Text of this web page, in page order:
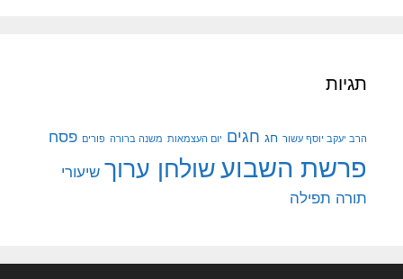
תגיות
הרב יעקב יוסף עשור חג חגים יום העצמאות משנה ברורה פורים פסח
פרשת השבועשולחן ערוך שיעורי
תורה תפילה